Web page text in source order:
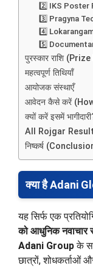
2️⃣ IKS
3️⃣ Pragyna
4️⃣
5️⃣
पुरस्कार राशि
महत्वपूर्ण तिथियाँ
आयोजक संस्थाएँ
आवेदन कैसे करें
क्यों करें इसमें
All Rojgar
निष्कर्ष
क्या है Adani
यह सिर्फ एक
को आधुनिक नवाचार
Adani Groupके
छात्रों, शोधकर्ताओं